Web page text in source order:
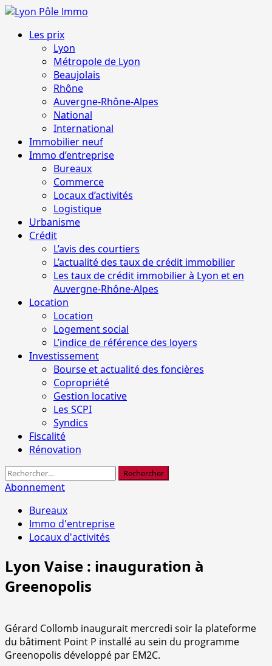
Aller
contenu
Menu
principal
Les prix
Lyon
Métropole de Lyon
Beaujolais
Rhône
Auvergne-Rhône-Alpes
National
International
Immobilier neuf
Immo d’entreprise
Bureaux
Commerce
Locaux d’activités
Logistique
Urbanisme
Crédit
L’avis des courtiers
L’actualité des taux de crédit immobilier
Les taux de crédit immobilier à Lyon et en
Auvergne-Rhône-Alpes
Location
Location
Logement social
L’indice de référence des loyers
Investissement
Bourse et actualité des foncières
Copropriété
Gestion locative
Les SCPI
Syndics
Fiscalité
Rénovation
Rechercher :
Abonnement
Bureaux
Immo d'entreprise
Locaux d'activités
Lyon Vaise : inauguration à
Greenopolis
Gérard Collomb inaugurait mercredi soir la plateforme
du bâtiment Point P installé au sein du programme
Greenopolis développé par EM2C.